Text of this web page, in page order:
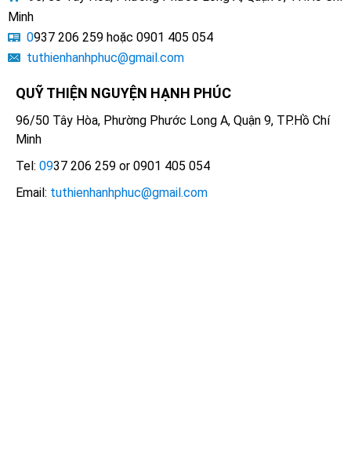
Minh
0937 206 259 hoặc 0901 405 054
tuthienhanhphuc@gmail.com
QUỸ THIỆN NGUYỆN HẠNH PHÚC
96/50 Tây Hòa, Phường Phước Long A, Quận 9, TP.Hồ Chí
Minh
Tel: 0937 206 259 or 0901 405 054
Email: tuthienhanhphuc@gmail.com